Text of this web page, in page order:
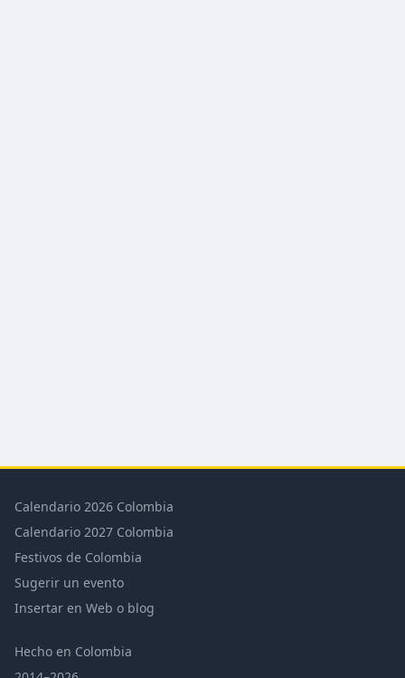
Calendario 2026 Colombia
Calendario 2027 Colombia
Festivos de Colombia
Sugerir un evento
Insertar en Web o blog
Hecho en Colombia